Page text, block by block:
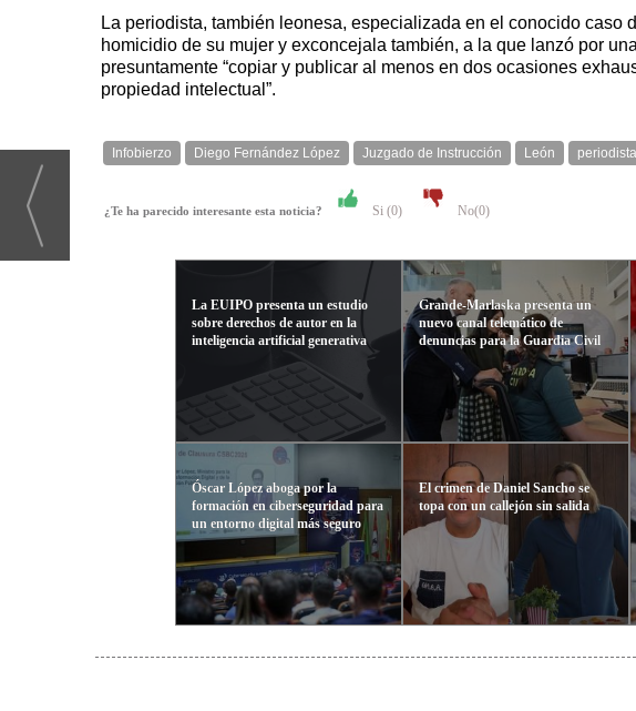
La periodista, también leonesa, especializada en el conocido
homicidio de su mujer y exconcejala también, a la que lanzó por
presuntamente “copiar y publicar al menos en dos ocasiones
propiedad intelectual”.
Infobierzo Diego Fernández López Juzgado de Instrucción León periodista
¿Te ha parecido interesante esta noticia? Si (0) No(0)
La EUIPO presenta un estudio
sobre derechos de autor en la
inteligencia artificial generativa
Óscar López aboga por la
formación en ciberseguridad para
un entorno digital más seguro
Grande-Marlaska presenta un
nuevo canal telemático de
denuncias para la Guardia Civil
El crimen de Daniel Sancho se
topa con un callejón sin salida